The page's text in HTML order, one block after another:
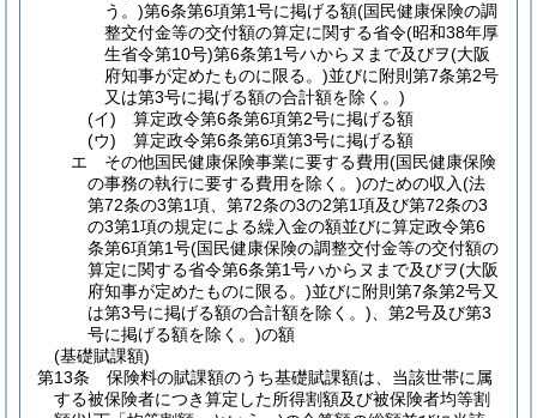
う。)第6条第6項第1号に掲げる額(国民健康保険の調
整交付金等の交付額の算定に関する省令(昭和38年厚
生省令第10号)第6条第1号ハからヌまで及びヲ(大阪
府知事が定めたものに限る。)並びに附則第7条第2号
又は第3号に掲げる額の合計額を除く。)
(イ)
算定政令第6条第6項第2号に掲げる額
(ウ)
算定政令第6条第6項第3号に掲げる額
エ
その他国民健康保険事業に要する費用(国民健康保険
の事務の執行に要する費用を除く。)のための収入(法
第72条の3第1項、第72条の3の2第1項及び第72条の3
の3第1項の規定による繰入金の額並びに算定政令第6
条第6項第1号(国民健康保険の調整交付金等の交付額の
算定に関する省令第6条第1号ハからヌまで及びヲ(大阪
府知事が定めたものに限る。)並びに附則第7条第2号又
は第3号に掲げる額の合計額を除く。) 、第2号及び第3
号に掲げる額を除く。)の額
(基礎賦課額)
第13条
保険料の賦課額のうち基礎賦課額は、当該世帯に属
する被保険者につき算定した所得割額及び被保険者均等割